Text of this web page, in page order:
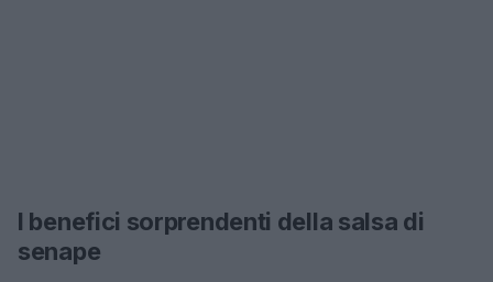
I benefici sorprendenti della salsa di
senape